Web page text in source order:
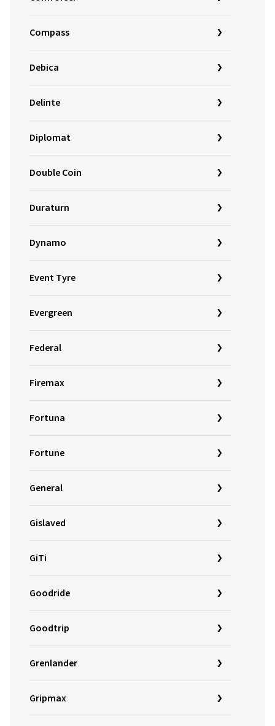
Compass
Debica
Delinte
Diplomat
Double Coin
Duraturn
Dynamo
Event Tyre
Evergreen
Federal
Firemax
Fortuna
Fortune
General
Gislaved
GiTi
Goodride
Goodtrip
Grenlander
Gripmax